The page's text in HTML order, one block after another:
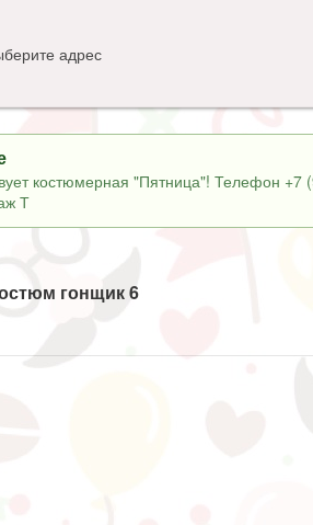
адрес
костюмерная "Пятница"! Телефон
Т
гонщик 6